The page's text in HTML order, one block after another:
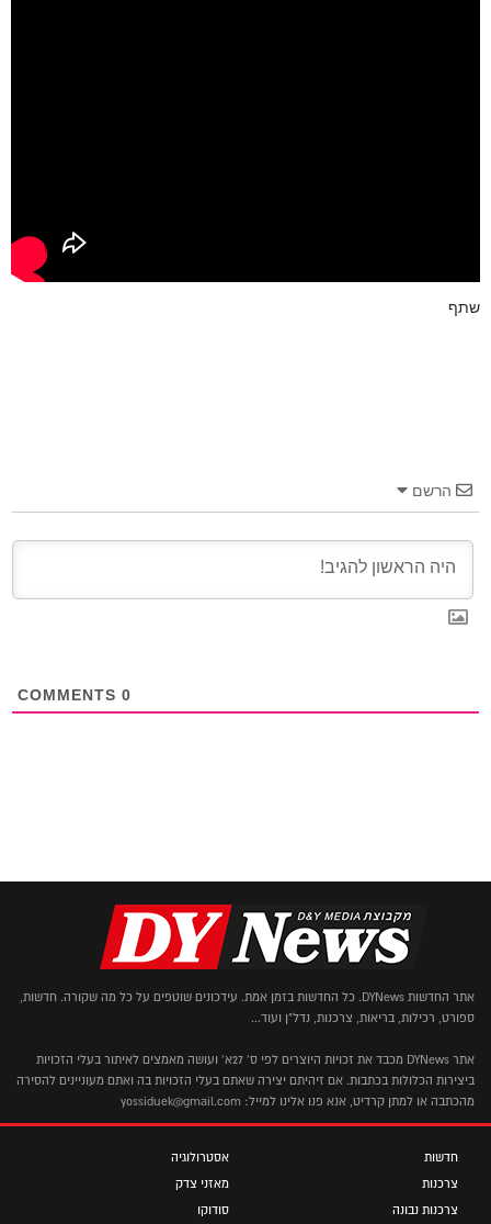
שתף
הרשם
0
אתר החדשות DYNews. כל החדשות בזמן אמת. עידכונים שוטפים על כל מה שקורה. חדשות,
ספורט, רכילות, בריאות, צרכנות, נדל"ן ועוד...
אתר DYNews מכבד את זכויות היוצרים לפי ס' 27א' ועושה מאמצים לאיתור בעלי הזכויות
ביצירות הכלולות בכתבות. אם זיהיתם יצירה שאתם בעלי הזכויות בה ואתם מעוניינים להסירה
מהכתבה או למתן קרדיט, אנא פנו אלינו למייל: yossiduek@gmail.com
חדשות
צרכנות
צרכנות נבונה
אסטרולוגיה
מאזני צדק
סודוקו